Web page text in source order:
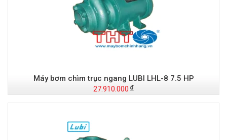
Máy bơm chìm trục ngang LUBI LHL-8 7.5 HP
27.910.000